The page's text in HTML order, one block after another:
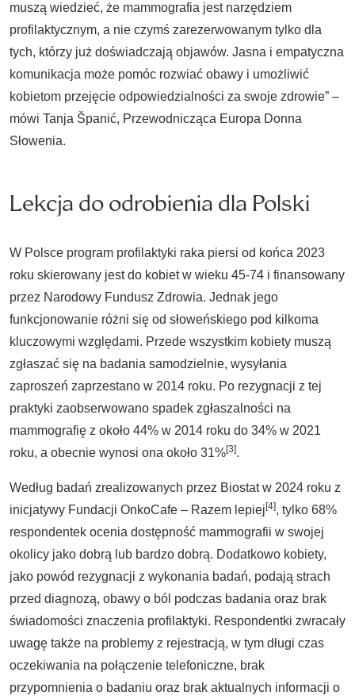
muszą wiedzieć, że mammografia jest narzędziem
profilaktycznym, a nie czymś zarezerwowanym tylko dla
tych, którzy już doświadczają objawów. Jasna i empatyczna
komunikacja może pomóc rozwiać obawy i umożliwić
kobietom przejęcie odpowiedzialności za swoje zdrowie” –
mówi Tanja Španić, Przewodnicząca Europa Donna
Słowenia.
Lekcja do odrobienia dla Polski
W Polsce program profilaktyki raka piersi od końca 2023
roku skierowany jest do kobiet w wieku 45-74 i finansowany
przez Narodowy Fundusz Zdrowia. Jednak jego
funkcjonowanie różni się od słoweńskiego pod kilkoma
kluczowymi względami. Przede wszystkim kobiety muszą
zgłaszać się na badania samodzielnie, wysyłania
zaproszeń zaprzestano w 2014 roku. Po rezygnacji z tej
praktyki zaobserwowano spadek zgłaszalności na
mammografię z około 44% w 2014 roku do 34% w 2021
roku, a obecnie wynosi ona około 31%[3].
Według badań zrealizowanych przez Biostat w 2024 roku z
inicjatywy Fundacji OnkoCafe – Razem lepiej [4], tylko 68%
respondentek ocenia dostępność mammografii w swojej
okolicy jako dobrą lub bardzo dobrą. Dodatkowo kobiety,
jako powód rezygnacji z wykonania badań, podają strach
przed diagnozą, obawy o ból podczas badania oraz brak
świadomości znaczenia profilaktyki. Respondentki zwracały
uwagę także na problemy z rejestracją, w tym długi czas
oczekiwania na połączenie telefoniczne, brak
przypomnienia o badaniu oraz brak aktualnych informacji o